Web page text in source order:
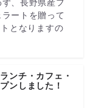
、長野県産フ
ートを贈って
となりますの
ンチ・カフェ・
ンしました！